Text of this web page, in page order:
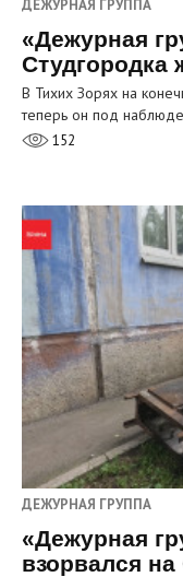
ДЕЖУРНАЯ ГРУППА
«Дежурная
Студгородка
В Тихих Зорях на
теперь он под
152
ДЕЖУРНАЯ ГРУППА
«Дежурная
взорвался